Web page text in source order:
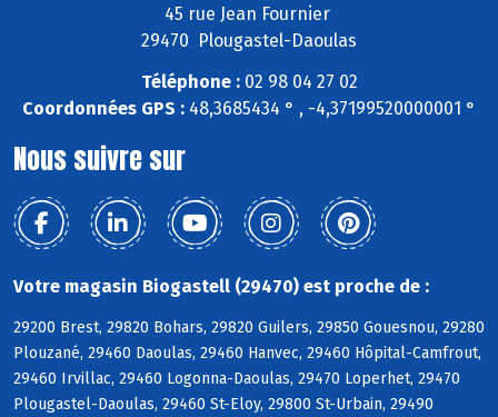
45 rue Jean Fournier
29470 Plougastel-Daoulas
Téléphone :02 98 04 27 02
Coordonnées GPS : 48,3685434 ° , -4,37199520000001 °
Nous suivre sur
Votre magasin Biogastell (29470) est proche de :
29200 Brest, 29820 Bohars, 29820 Guilers, 29850 Gouesnou, 29280
Plouzané, 29460 Daoulas, 29460 Hanvec, 29460 Hôpital-Camfrout,
29460 Irvillac, 29460 Logonna-Daoulas, 29470 Loperhet, 29470
Plougastel-Daoulas, 29460 St-Eloy, 29800 St-Urbain, 29490